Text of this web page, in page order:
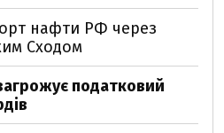
нафти РФ через
Сходом
податковий